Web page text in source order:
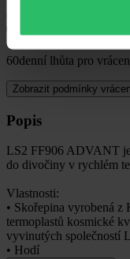
60denní lhůta pro
Zobrazit podmínky
Popis
LS2 FF906 ADVANT
do divočiny v rychlém
Vlastnosti:
• Skořepina vyrobená z
termoplastů kosmické
vyvinutých společností
• Hodí